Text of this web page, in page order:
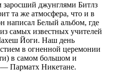
заросший джунглями Битлз
та же атмосфера, что и в
написал Белый альбом, где
самых известных учителей
Йоги. Наш день
в огненной церемонии
в самом большом и
Парматх Никетане.